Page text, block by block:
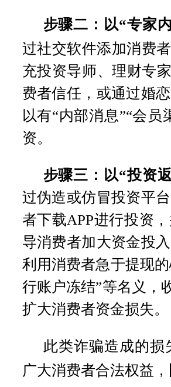
步骤二：以“专家
过社交软件添加消费
充投资导师、理财专
费者信任，或通过婚
以有“内部消息”“会
资。
步骤三：以“投资
过伪造或仿冒投资平
者下载APP进行投资
导消费者加大资金投
利用消费者急于提现
行账户冻结”等名义，
扩大消费者资金损失。
此类诈骗造成的
广大消费者合法权益，